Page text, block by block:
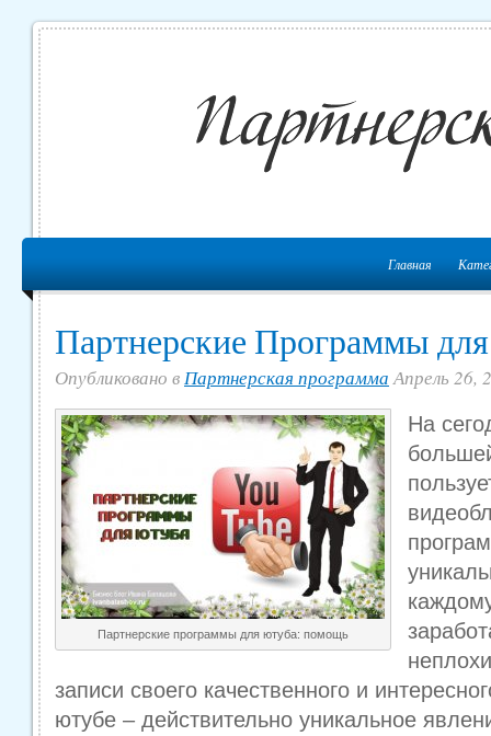
Главная
Партнерские Программы
Опубликовано вПартнерская программаАпрель 26,
Партнерские программы для ютуба: помощь
На
записи своего качественного и
ютубе – действительно уникальное